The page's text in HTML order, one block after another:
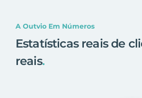
A Outvio Em Números
Estatísticas reais de
reais.